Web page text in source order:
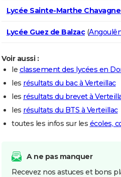
Lycée Sainte-Marthe
Lycée Guez de Balzac(
Voir aussi :
le classement des lycées en
les résultats du bac à Verteillac
les résultats du brevet à
les résultats du BTS à Verteillac
toutes les infos sur les écoles,
A ne pas manquer
Recevez nos astuces et bons